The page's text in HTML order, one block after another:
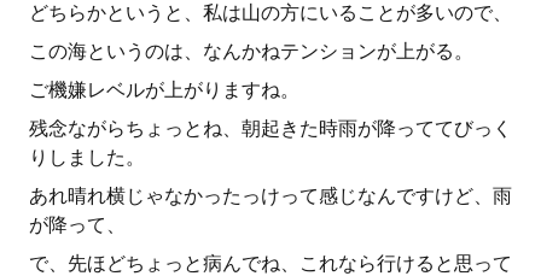
どちらかというと、私は山の方にいることが多いので、
この海というのは、なんかねテンションが上がる。
ご機嫌レベルが上がりますね。
残念ながらちょっとね、朝起きた時雨が降っててびっく
りしました。
あれ晴れ横じゃなかったっけって感じなんですけど、雨
が降って、
で、先ほどちょっと病んでね、これなら行けると思って